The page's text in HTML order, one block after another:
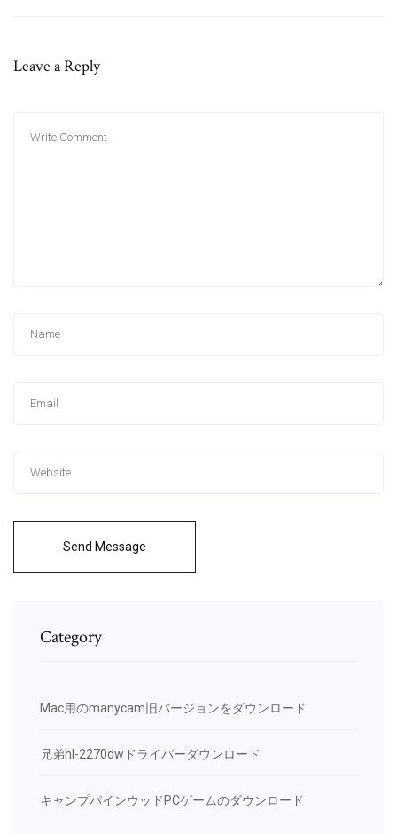
Leave a Reply
Send Message
Category
Mac用のmanycam旧バージョンをダウンロード
兄弟hl-2270dwドライバーダウンロード
キャンプパインウッドPCゲームのダウンロード